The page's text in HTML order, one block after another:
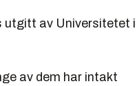
utgitt av Universitetet i
av dem har intakt